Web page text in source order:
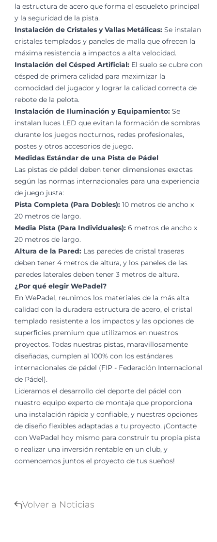
la estructura de acero que forma el esqueleto principal
y la seguridad de la pista.
Instalación de Cristales y Vallas Metálicas: Se instalan
cristales templados y paneles de malla que ofrecen la
máxima resistencia a impactos a alta velocidad.
Instalación del Césped Artificial: El suelo se cubre con
césped de primera calidad para maximizar la
comodidad del jugador y lograr la calidad correcta de
rebote de la pelota.
Instalación de Iluminación y Equipamiento: Se
instalan luces LED que evitan la formación de sombras
durante los juegos nocturnos, redes profesionales,
postes y otros accesorios de juego.
Medidas Estándar de una Pista de Pádel
Las pistas de pádel deben tener dimensiones exactas
según las normas internacionales para una experiencia
de juego justa:
Pista Completa (Para Dobles): 10 metros de ancho x
20 metros de largo.
Media Pista (Para Individuales): 6 metros de ancho x
20 metros de largo.
Altura de la Pared: Las paredes de cristal traseras
deben tener 4 metros de altura, y los paneles de las
paredes laterales deben tener 3 metros de altura.
¿Por qué elegir WePadel?
En WePadel, reunimos los materiales de la más alta
calidad con la duradera estructura de acero, el cristal
templado resistente a los impactos y las opciones de
superficies premium que utilizamos en nuestros
proyectos. Todas nuestras pistas, maravillosamente
diseñadas, cumplen al 100% con los estándares
internacionales de pádel (FIP - Federación Internacional
de Pádel).
Lideramos el desarrollo del deporte del pádel con
nuestro equipo experto de montaje que proporciona
una instalación rápida y confiable, y nuestras opciones
de diseño flexibles adaptadas a tu proyecto. ¡Contacte
con WePadel hoy mismo para construir tu propia pista
o realizar una inversión rentable en un club, y
comencemos juntos el proyecto de tus sueños!
Volver a Noticias